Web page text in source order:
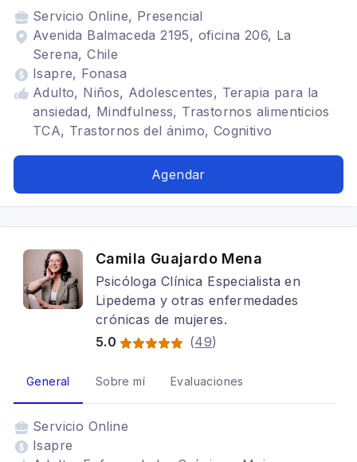
Servicio Online, Presencial
Avenida Balmaceda 2195, oficina 206, La
Serena, Chile
Isapre, Fonasa
Adulto, Niños, Adolescentes, Terapia para la
ansiedad, Mindfulness, Trastornos alimenticios
TCA, Trastornos del ánimo, Cognitivo
Agendar
Camila Guajardo Mena
Psicóloga Clínica Especialista en
Lipedema y otras enfermedades
crónicas de mujeres.
5.0
(49)
General Sobre mí Evaluaciones
Servicio Online
Isapre